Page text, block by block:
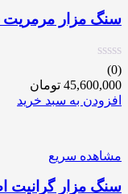
سنگ مزار مرمریت
(0)
45,600,000 تومان
افزودن به سبد خرید
مشاهده سریع
سنگ مزار گرانیت